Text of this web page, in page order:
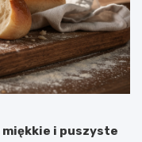
miękkie i puszyste